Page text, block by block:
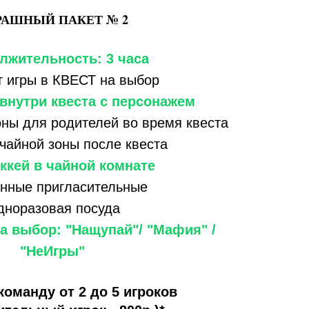
ПАКЕТ № 2
3 часа
игры в КВЕСТ на выбор
квеста с персонажем
для родителей во время квеста
зоны после квеста
в чайной комнате
пригласительные
посуда
выбор: "Нащупай"/ "Мафия" /
"НеИгры"
от 2 до 5 игроков